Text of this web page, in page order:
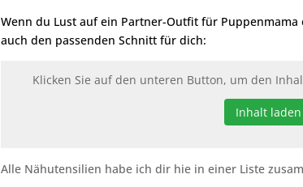
Wenn du Lust auf ein Partner-Outfit für
auch den passenden Schnitt für dich:
Klicken Sie auf den unteren Button, um den
Inhalt laden
Alle Nähutensilien habe ich dir hie in einer Liste